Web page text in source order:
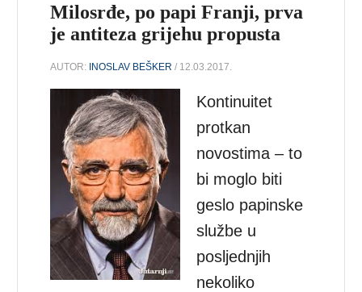
Milosrđe, po papi Franji, prva
je antiteza grijehu propusta
AUTOR: INOSLAV BEŠKER / 12.03.2017.
Kontinuitet
protkan
novostima – to
bi moglo biti
geslo papinske
službe u
posljednjih
nekoliko